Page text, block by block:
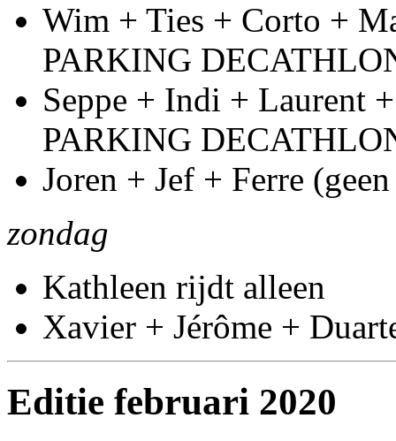
Wim + Ties + Corto +
PARKING
Seppe + Indi + Laurent
PARKING
Joren + Jef + Ferre
zondag
Kathleen rijdt alleen
Xavier + Jérôme +
Editie februari 2020